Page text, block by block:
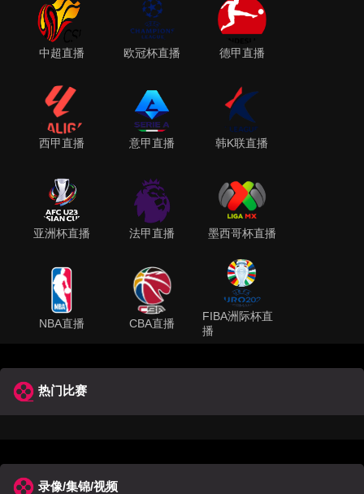
中超直播 欧冠杯直播 德甲直播
西甲直播 意甲直播 韩K联直播
亚洲杯直播 法甲直播 墨西哥杯直播
NBA直播 CBA直播
FIBA洲际杯直
播
热门比赛
录像/集锦/视频